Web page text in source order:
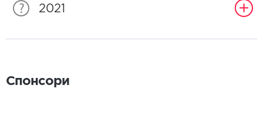
2021
Спонсори